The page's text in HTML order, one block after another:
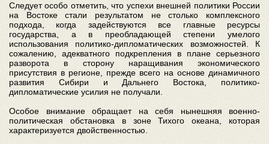
Следует особо отметить, что успехи внешней политики России
на Востоке стали результатом не столько комплексного
подхода, когда задействуются все главные ресурсы
государства, а в преобладающей степени умелого
использования политико-дипломатических возможностей. К
сожалению, адекватного подкрепления в плане серьезного
разворота в сторону наращивания экономического
присутствия в регионе, прежде всего на основе динамичного
развития Сибири и Дальнего Востока, политико-
дипломатические усилия не получали.
Особое внимание обращает на себя нынешняя военно-
политическая обстановка в зоне Тихого океана, которая
характеризуется двойственностью.